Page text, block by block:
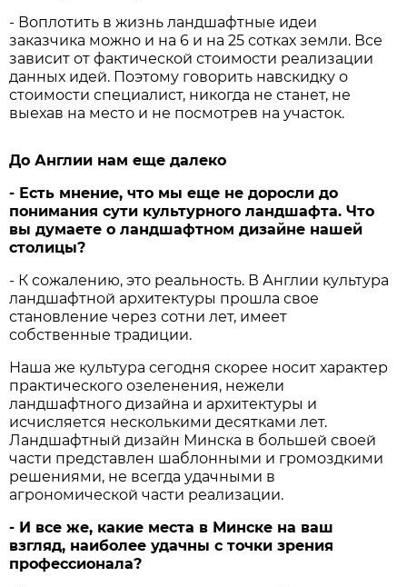
- Воплотить в жизнь ландшафтные идеи
заказчика можно и на 6 и на 25 сотках земли. Все
зависит от фактической стоимости реализации
данных идей. Поэтому говорить навскидку о
стоимости специалист, никогда не станет, не
выехав на место и не посмотрев на участок.
До Англии нам еще далеко
- Есть мнение, что мы еще не доросли до
понимания сути культурного ландшафта. Что
вы думаете о ландшафтном дизайне нашей
столицы?
- К сожалению, это реальность. В Англии культура
ландшафтной архитектуры прошла свое
становление через сотни лет, имеет
собственные традиции.
Наша же культура сегодня скорее носит характер
практического озеленения, нежели
ландшафтного дизайна и архитектуры и
исчисляется несколькими десятками лет.
Ландшафтный дизайн Минска в большей своей
части представлен шаблонными и громоздкими
решениями, не всегда удачными в
агрономической части реализации.
- И все же, какие места в Минске на ваш
взгляд, наиболее удачны с точки зрения
профессионала?